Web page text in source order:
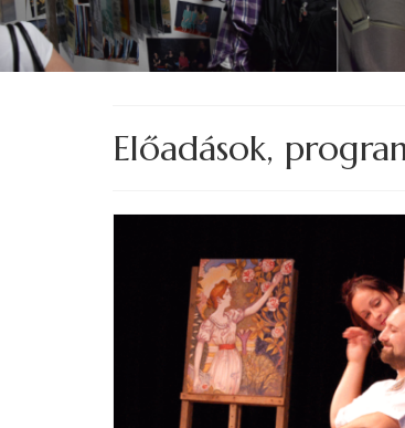
Előadások,